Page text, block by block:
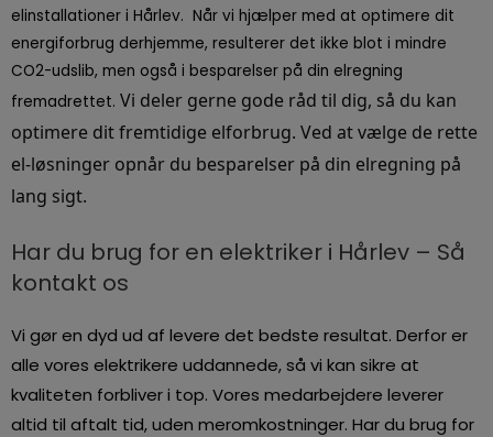
elinstallationer i Hårlev. Når vi hjælper med at optimere dit
energiforbrug derhjemme, resulterer det ikke blot i mindre
CO2-udslib, men også i besparelser på din elregning
fremadrettet. Vi deler gerne gode råd til dig, så du kan
optimere dit fremtidige elforbrug. Ved at vælge de rette
el-løsninger opnår du besparelser på din elregning på
lang sigt.
Har du brug for en elektriker i Hårlev – Så
kontakt os
Vi gør en dyd ud af levere det bedste resultat. Derfor er
alle vores elektrikere uddannede, så vi kan sikre at
kvaliteten forbliver i top. Vores medarbejdere leverer
altid til aftalt tid, uden meromkostninger. Har du brug for